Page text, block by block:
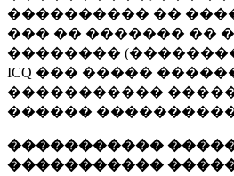
���������� ��
��� �� ������� ��
��������
ICQ ��� �����
�����������
������
�����������
�����������